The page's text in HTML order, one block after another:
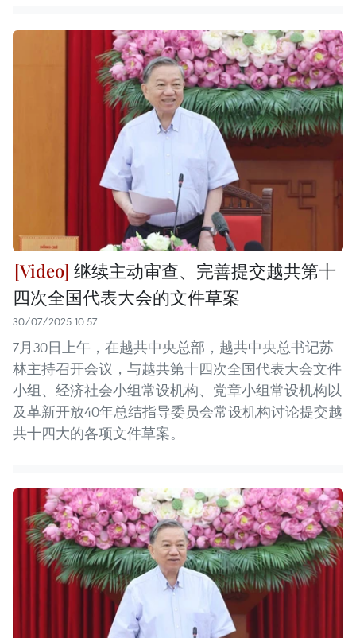
继续主动审查、完善提交越共第十
四次全国代表大会的文件草案
30/07/2025 10:57
7月30日上午，在越共中央总部，越共中央总书记苏
林主持召开会议，与越共第十四次全国代表大会文件
小组、经济社会小组常设机构、党章小组常设机构以
及革新开放40年总结指导委员会常设机构讨论提交越
共十四大的各项文件草案。